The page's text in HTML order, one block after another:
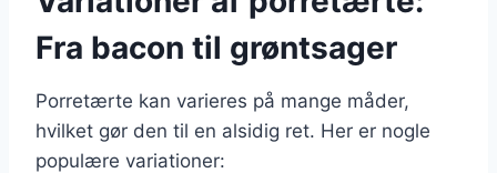
Fra bacon til grøntsager
Porretærte kan varieres på mange måder,
hvilket gør den til en alsidig ret. Her er nogle
populære variationer: